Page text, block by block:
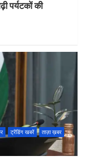
पर्यटकों की
ट्रेंडिंग खबरें
ताज़ा ख़बर